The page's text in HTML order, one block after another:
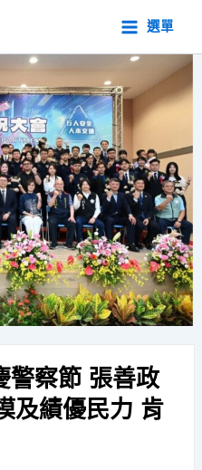
選單
警察節 張善政
及績優民力 肯